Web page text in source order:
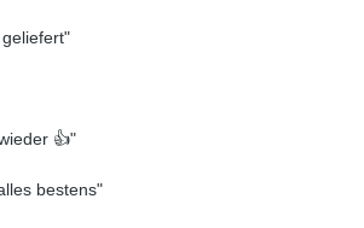
👍"
bestens"